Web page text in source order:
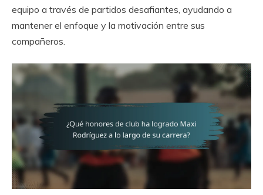
equipo a través de partidos desafiantes, ayudando a
mantener el enfoque y la motivación entre sus
compañeros.